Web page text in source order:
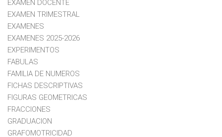
EXAMEN DOCENTE
EXAMEN TRIMESTRAL
EXAMENES
EXAMENES 2025-2026
EXPERIMENTOS
FABULAS
FAMILIA DE NUMEROS
FICHAS DESCRIPTIVAS
FIGURAS GEOMETRICAS
FRACCIONES
GRADUACION
GRAFOMOTRICIDAD